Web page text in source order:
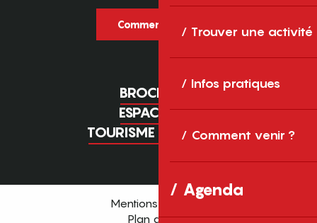
Trouver une activité
Infos pratiques
Comment venir ?
Agenda
Comment venir ?
BROCHURES
ESPACE PRO
TOURISME D'AFFAIRES
Mentions légales
Plan du site